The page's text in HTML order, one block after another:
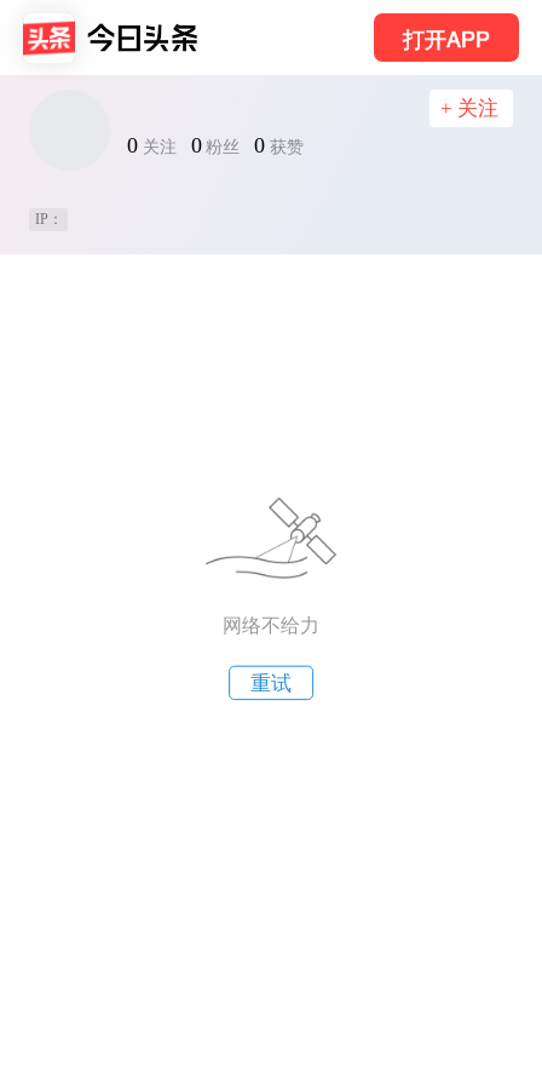
打开APP
0 关注 0 粉丝 0 获赞
+ 关注
IP：
网络不给力
重试